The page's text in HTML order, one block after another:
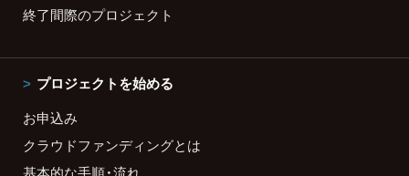
終了間際のプロジェクト
プロジェクトを始める
お申込み
クラウドファンディングとは
基本的な手順・流れ